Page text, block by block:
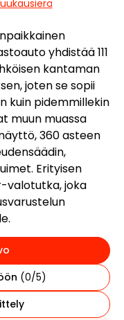
yhdistää 111
kantaman
joten se sopii
kuin pidemmillekin
muun muassa
360 asteen
Erityisen
valotutka, joka
(0/5)